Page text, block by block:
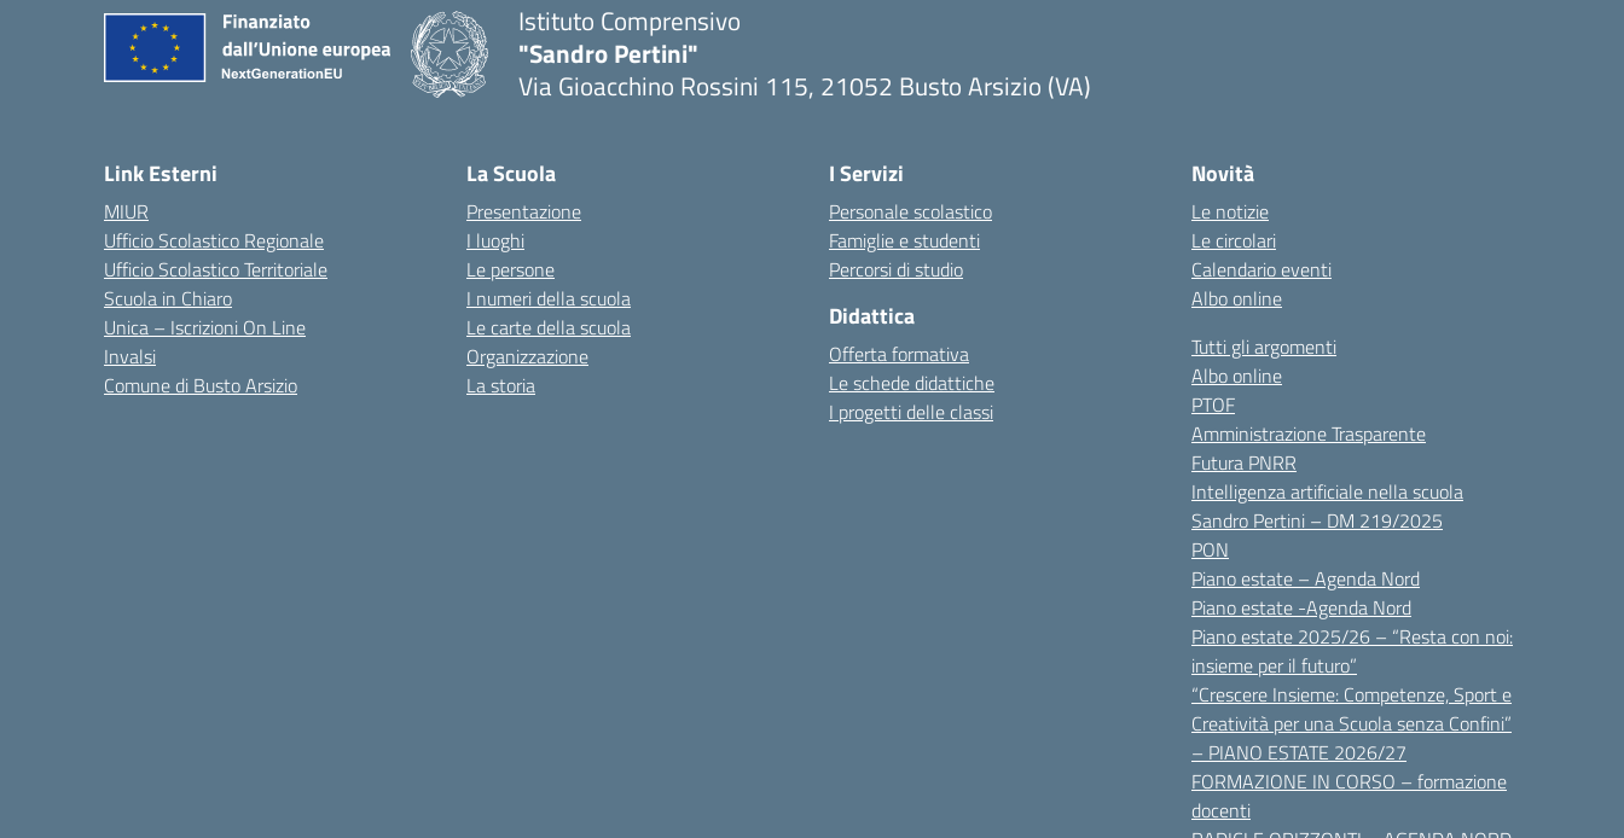
Istituto Comprensivo
"Sandro Pertini"
Via Gioacchino Rossini 115, 21052 Busto Arsizio (VA)
Link Esterni
MIUR
Ufficio Scolastico Regionale
Ufficio Scolastico Territoriale
Scuola in Chiaro
Unica – Iscrizioni On Line
Invalsi
Comune di Busto Arsizio
La Scuola
Presentazione
I luoghi
Le persone
I numeri della scuola
Le carte della scuola
Organizzazione
La storia
I Servizi
Personale scolastico
Famiglie e studenti
Percorsi di studio
Didattica
Offerta formativa
Le schede didattiche
I progetti delle classi
Novità
Le notizie
Le circolari
Calendario eventi
Albo online
Tutti gli argomenti
Albo online
PTOF
Amministrazione Trasparente
Futura PNRR
Intelligenza artificiale nella scuola
Sandro Pertini – DM 219/2025
PON
Piano estate – Agenda Nord
Piano estate -Agenda Nord
Piano estate 2025/26 – “Resta con noi:
insieme per il futuro”
“Crescere Insieme: Competenze, Sport e
Creatività per una Scuola senza Confini”
– PIANO ESTATE 2026/27
FORMAZIONE IN CORSO – formazione
docenti